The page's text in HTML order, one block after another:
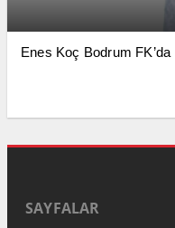
Enes Koç Bodrum FK’da
SAYFALAR